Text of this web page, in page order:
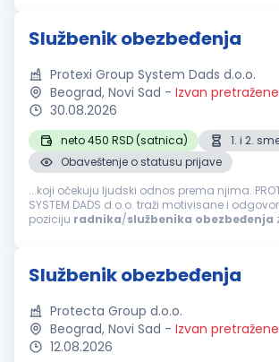
Službenik obezbeđenja
Protexi Group System Dads d.o.o.
Beograd, Novi Sad - Izvan
30.08.2026
neto 450 RSD (satnica)
1. i 2.
Obaveštenje o statusu prijave
...koji očekuju ljudski odnos prema njima.
SYSTEM DADS d.o.o. traži motivisane i
poziciju radnika/službenika obezbeđenja
Službenik obezbeđenja
Protecta Group d.o.o.
Beograd, Novi Sad - Izvan
12.08.2026